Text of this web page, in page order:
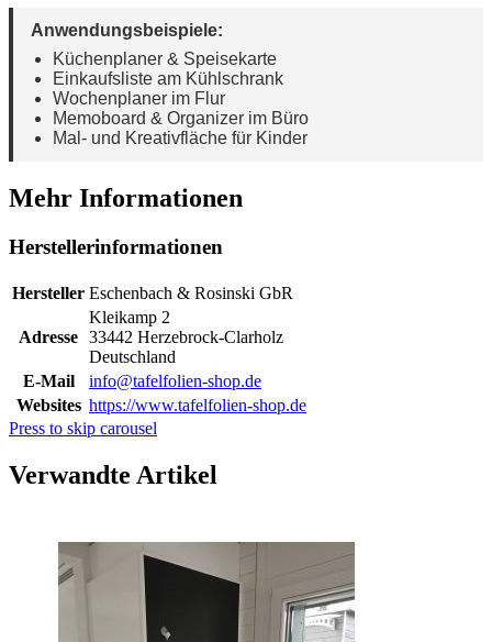
Anwendungsbeispiele:
Küchenplaner & Speisekarte
Einkaufsliste am Kühlschrank
Wochenplaner im Flur
Memoboard & Organizer im Büro
Mal- und Kreativfläche für Kinder
Mehr Informationen
Herstellerinformationen
Hersteller Eschenbach & Rosinski GbR
Adresse
Kleikamp 2
33442 Herzebrock-Clarholz
Deutschland
E-Mail
info@tafelfolien-shop.de
Websites https://www.tafelfolien-shop.de
Press to skip carousel
Verwandte Artikel